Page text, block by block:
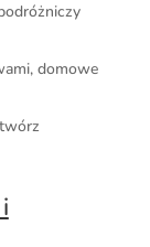
domowe